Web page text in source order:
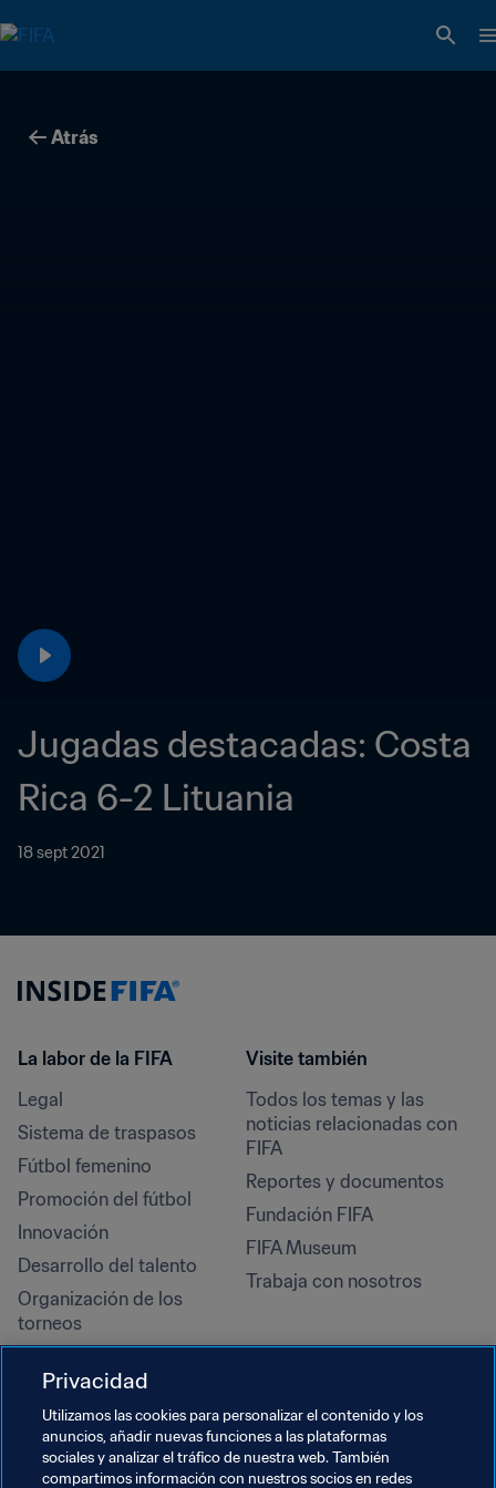
Atrás
Jugadas destacadas: Costa
Rica 6-2 Lituania
18 sept 2021
La labor de la FIFA
Legal
Sistema de traspasos
Fútbol femenino
Promoción del fútbol
Innovación
Desarrollo del talento
Organización de los
torneos
Derechos humanos y lucha
contra la discriminación
Salud y atención médica
Iniciativas educativas
Visite también
Todos los temas y las
noticias relacionadas con
FIFA
Reportes y documentos
Fundación FIFA
FIFA Museum
Trabaja con nosotros
Privacidad
Utilizamos las cookies para personalizar el contenido y los
anuncios, añadir nuevas funciones a las plataformas
sociales y analizar el tráfico de nuestra web. También
compartimos información con nuestros socios en redes